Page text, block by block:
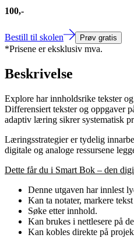
100,-
Bestill til skolen Prøv gratis
*Prisene er eksklusiv mva.
Beskrivelse
Explore har innholdsrike tekster
Differensiert tekster og oppgaver
adaptiv læring sikrer systematisk
Læringsstrategier er tydelig
digitale og analoge ressursene
Dette får du i Smart Bok – den
Denne utgaven har innlest
Kan ta notater, markere
Søke etter innhold.
Kan brukes i nettlesere på
Kan kobles direkte på